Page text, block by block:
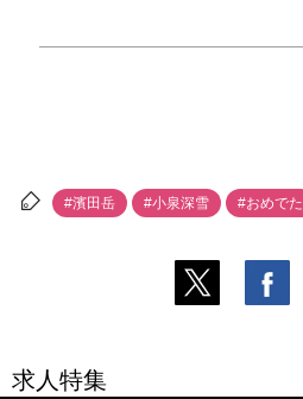
#濱田岳 #小泉深雪 #おめでた
求人特集